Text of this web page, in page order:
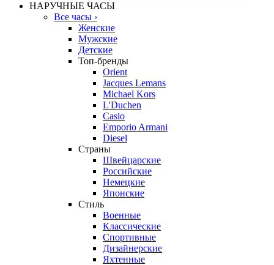
НАРУЧНЫЕ ЧАСЫ
Все часы ›
Женские
Мужские
Детские
Топ-бренды
Orient
Jacques Lemans
Michael Kors
L'Duchen
Casio
Emporio Armani
Diesel
Страны
Швейцарские
Российские
Немецкие
Японские
Стиль
Военные
Классические
Спортивные
Дизайнерские
Яхтенные